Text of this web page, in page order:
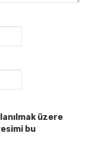
üzere
bu